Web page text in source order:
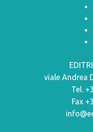
viale Andrea
Tel.
Fax